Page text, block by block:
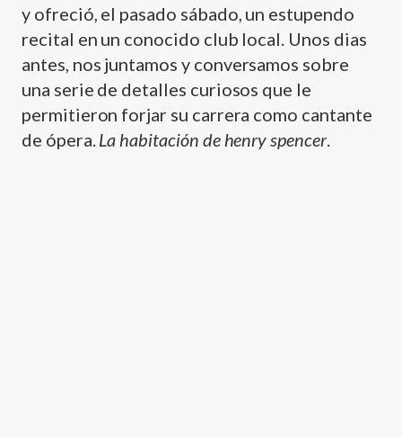
y ofreció, el pasado sábado, un estupendo
recital en un conocido club local. Unos dias
antes, nos juntamos y conversamos sobre
una serie de detalles curiosos que le
permitieron forjar su carrera como cantante
de ópera. La habitación de henry spencer.